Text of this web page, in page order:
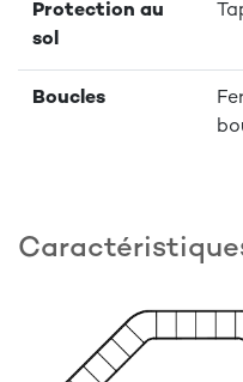
Protection au
sol
Boucles